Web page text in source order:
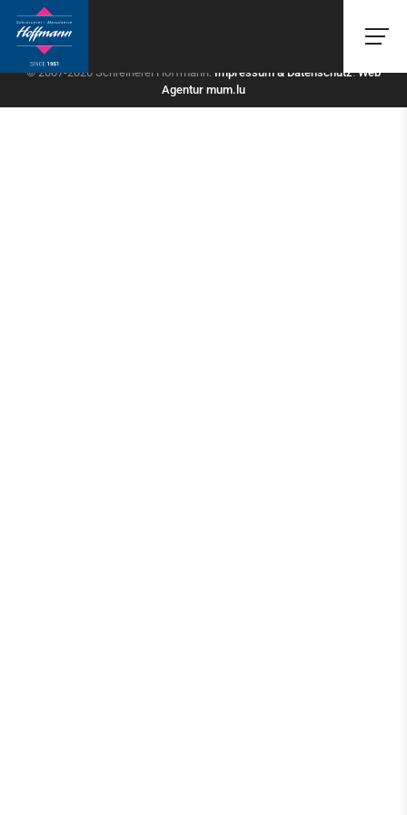
© 2007-2026 Schreinerei Hoffmann. Impressum & Datenschutz.Web
Agentur mum.lu